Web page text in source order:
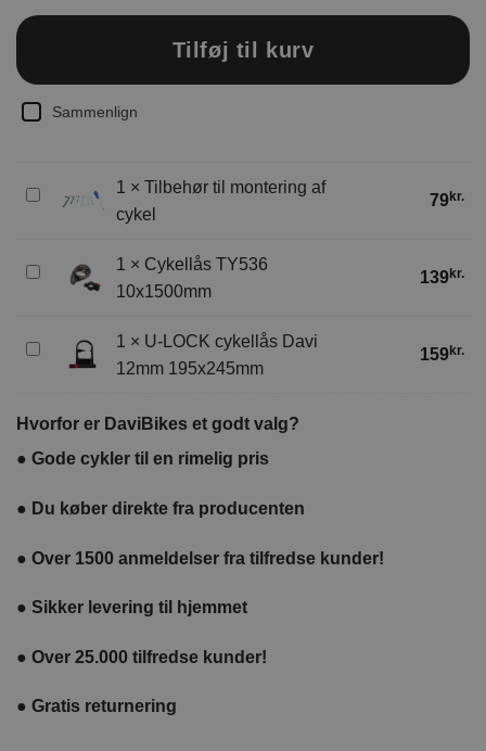
Tilføj til kurv
Sammenlign
Tilbehør
af
1 × Tilbehør til montering af
cykel
79kr.
Cykellås
1 × Cykellås TY536
10x1500mm
139kr.
U-
Davi
195x245mm
1 × U-LOCK cykellås Davi
12mm 195x245mm
159kr.
Hvorfor er DaviBikes et godt valg?
● Gode cykler til en rimelig pris
● Du køber direkte fra producenten
● Over 1500 anmeldelser fra tilfredse kunder!
● Sikker levering til hjemmet
● Over 25.000 tilfredse kunder!
● Gratis returnering